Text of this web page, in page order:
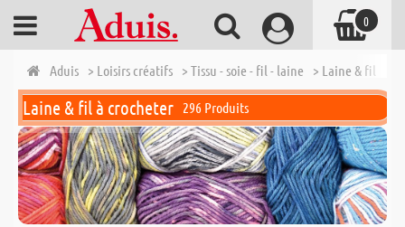
Aduis > Loisirs créatifs > Tissu - soie - fil - laine > Laine & fil à
Laine & fil à crocheter 296 Produits
0